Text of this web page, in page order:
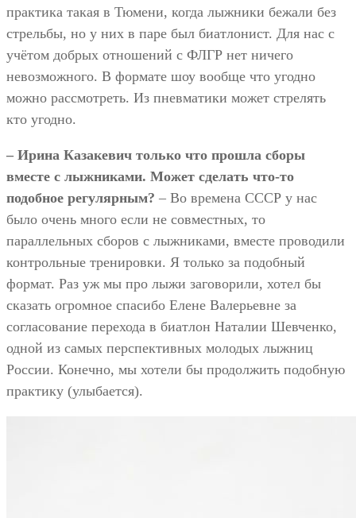
практика такая в Тюмени, когда лыжники бежали без
стрельбы, но у них в паре был биатлонист. Для нас с
учётом добрых отношений с ФЛГР нет ничего
невозможного. В формате шоу вообще что угодно
можно рассмотреть. Из пневматики может стрелять
кто угодно.
– Ирина Казакевич только что прошла сборы
вместе с лыжниками. Может сделать что-то
подобное регулярным? – Во времена СССР у нас
было очень много если не совместных, то
параллельных сборов с лыжниками, вместе проводили
контрольные тренировки. Я только за подобный
формат. Раз уж мы про лыжи заговорили, хотел бы
сказать огромное спасибо Елене Валерьевне за
согласование перехода в биатлон Наталии Шевченко,
одной из самых перспективных молодых лыжниц
России. Конечно, мы хотели бы продолжить подобную
практику (улыбается).